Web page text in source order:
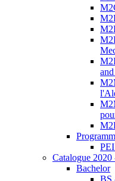
Catalogue 2020
Bachelor
BS